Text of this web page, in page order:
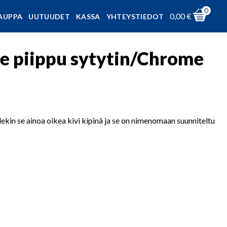
UUTUUDET KASSA YHTEYSTIEDOT 0,00€
0
piippu sytytin/Chrome
se ainoa oikea kivi kipinä ja se on nimenomaan suunniteltu